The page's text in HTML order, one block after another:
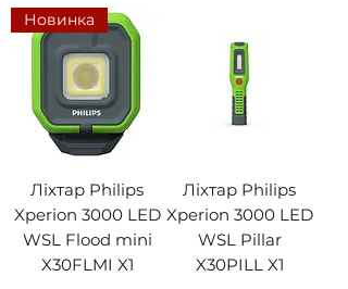
Новинка
Ліхтар Philips
Xperion 3000 LED
WSL Flood mini
X30FLMI X1
Ліхтар Philips
Xperion 3000 LED
WSL Pillar
X30PILL X1